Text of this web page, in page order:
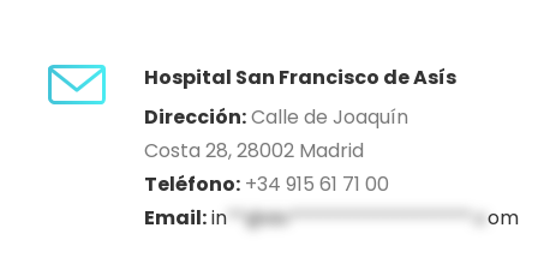
Hospital San Francisco de Asís
Dirección:Calle de Joaquín
Costa 28, 28002 Madrid
Teléfono: +34 915 61 71 00
Email:in **@do*******************.c om